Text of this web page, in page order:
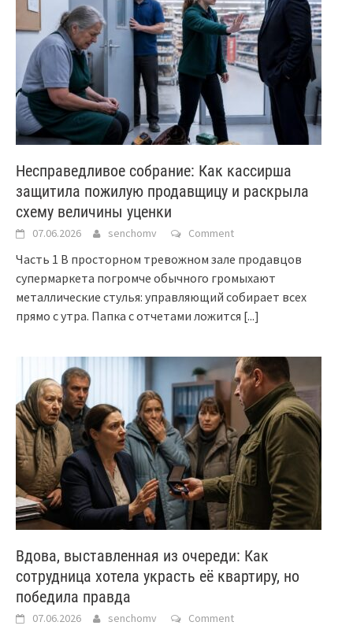
Несправедливое собрание: Как кассирша
защитила пожилую продавщицу и раскрыла
схему величины уценки
07.06.2026 senchomv Comment
Часть 1 В просторном тревожном зале продавцов
супермаркета погромче обычного громыхают
металлические стулья: управляющий собирает всех
прямо с утра. Папка с отчетами ложится [...]
Вдова, выставленная из очереди: Как
сотрудница хотела украсть её квартиру, но
победила правда
07.06.2026 senchomv Comment